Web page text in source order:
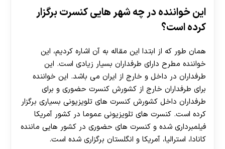
30 تا 50 درصد شارژ هدیه بیشتر فقط با ثبت نام در
هات بت
این خواننده در چه شهر هایی کنسرت برگزار
کرده است؟
همان طور که از ابتدا این مقاله به آن اشاره کردیم، این
خواننده مطرح دارای طرفداران بسیار زیادی است. این
طرفداران در داخل و خارج از ایران می باشد. این خواننده
برای طرفداران خارج از کشورش کنسرت حضوری و برای
طرفداران داخل کشورش کنسرت های تلویزیونی بسیاری برگزار
کرده است. کنسرت های تلویزیونی عموما در کشور آمریکا
فیلمبرداری شده و کنسرت های حضوری در کشور هایی ماننده
کانادا، استرالیا، آمریکا و انگلستان برگزاری شده است.